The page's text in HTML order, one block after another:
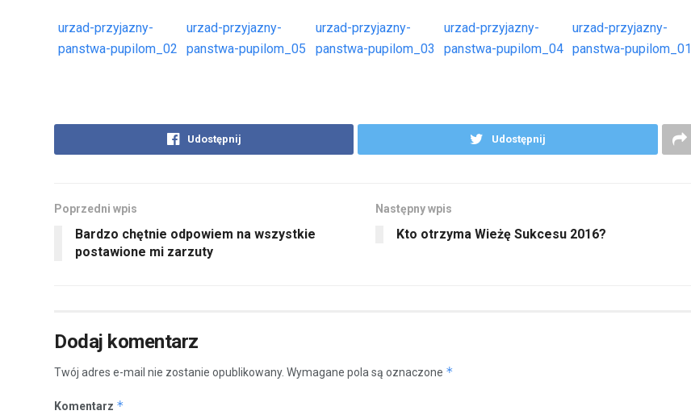
urzad-przyjazny-
panstwa-pupilom_02
urzad-przyjazny-
panstwa-pupilom_05
urzad-przyjazny-
panstwa-pupilom_03
urzad-przyjazny-
panstwa-pupilom_04
urzad-przyjazny-
panstwa-pupilom_01
Udostępnij Udostępnij
Poprzedni wpis
Bardzo chętnie odpowiem na wszystkie
postawione mi zarzuty
Następny wpis
Kto otrzyma Wieżę Sukcesu 2016?
Dodaj komentarz
Twój adres e-mail nie zostanie opublikowany. Wymagane pola są oznaczone *
Komentarz *